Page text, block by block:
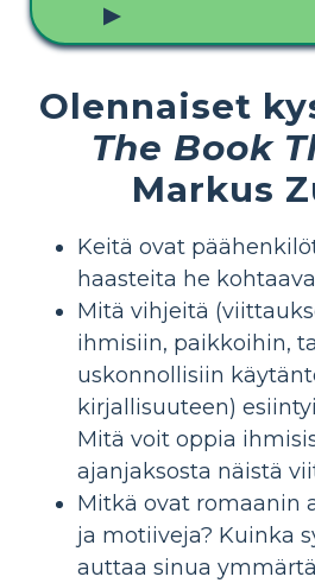
▶
Olennaiset
The Book
Markus
Keitä ovat
haasteita he
Mitä vihjeitä
ihmisiin, paikkoihin,
uskonnollisiin
kirjallisuuteen)
Mitä voit oppia
ajanjaksosta näistä
Mitkä ovat romaanin
ja motiiveja? Kuinka
auttaa sinua